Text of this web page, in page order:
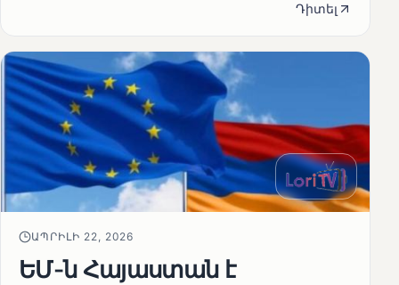
Դիտել
ԱՊՐԻԼԻ 22, 2026
ԵՄ-ն Հայաստան է